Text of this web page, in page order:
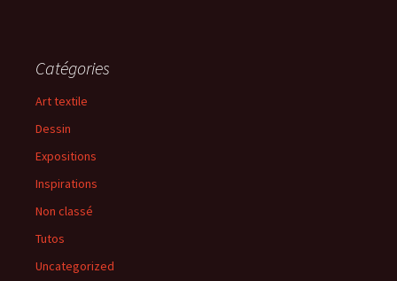
Catégories
Art textile
Dessin
Expositions
Inspirations
Non classé
Tutos
Uncategorized